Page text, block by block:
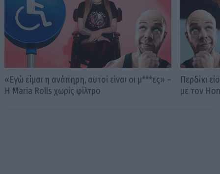
«Εγώ είμαι η ανάπηρη, αυτοί είναι οι μ***ες» –
Η Maria Rolls χωρίς φίλτρο
Περδίκι
με τον